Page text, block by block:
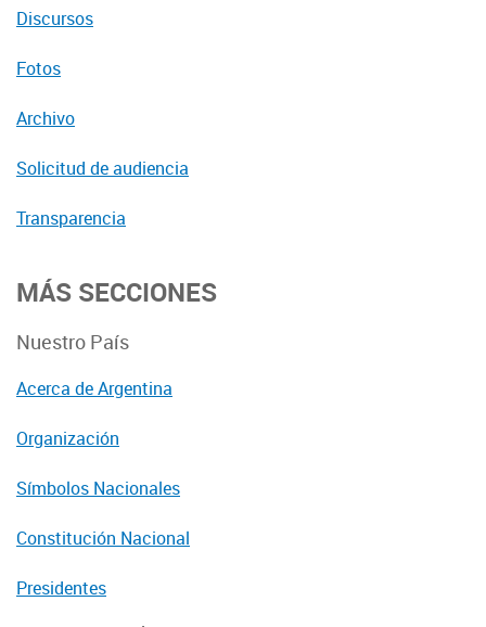
Discursos
Fotos
Archivo
Solicitud de audiencia
Transparencia
MÁS SECCIONES
Nuestro País
Acerca de Argentina
Organización
Símbolos Nacionales
Constitución Nacional
Presidentes